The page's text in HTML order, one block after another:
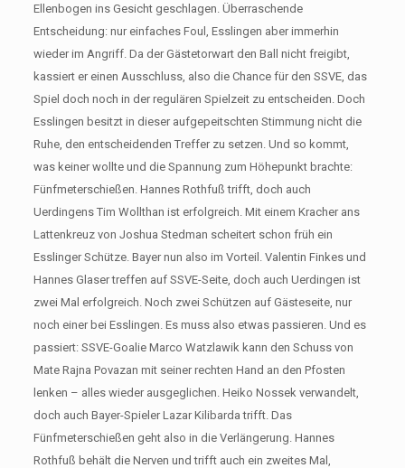
Ellenbogen ins Gesicht geschlagen. Überraschende
Entscheidung: nur einfaches Foul, Esslingen aber immerhin
wieder im Angriff. Da der Gästetorwart den Ball nicht freigibt,
kassiert er einen Ausschluss, also die Chance für den SSVE, das
Spiel doch noch in der regulären Spielzeit zu entscheiden. Doch
Esslingen besitzt in dieser aufgepeitschten Stimmung nicht die
Ruhe, den entscheidenden Treffer zu setzen. Und so kommt,
was keiner wollte und die Spannung zum Höhepunkt brachte:
Fünfmeterschießen. Hannes Rothfuß trifft, doch auch
Uerdingens Tim Wollthan ist erfolgreich. Mit einem Kracher ans
Lattenkreuz von Joshua Stedman scheitert schon früh ein
Esslinger Schütze. Bayer nun also im Vorteil. Valentin Finkes und
Hannes Glaser treffen auf SSVE-Seite, doch auch Uerdingen ist
zwei Mal erfolgreich. Noch zwei Schützen auf Gästeseite, nur
noch einer bei Esslingen. Es muss also etwas passieren. Und es
passiert: SSVE-Goalie Marco Watzlawik kann den Schuss von
Mate Rajna Povazan mit seiner rechten Hand an den Pfosten
lenken – alles wieder ausgeglichen. Heiko Nossek verwandelt,
doch auch Bayer-Spieler Lazar Kilibarda trifft. Das
Fünfmeterschießen geht also in die Verlängerung. Hannes
Rothfuß behält die Nerven und trifft auch ein zweites Mal,